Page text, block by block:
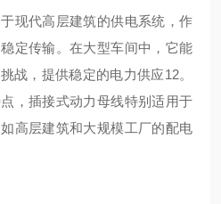
现代高层建筑的供电系统，作
定传输。在大型车间中，它能
战，提供稳定的电力供应‌12。
，插接式动力母线特别适用于
高层建筑和大规模工厂的配电